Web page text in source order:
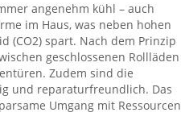
angenehm kühl – auch
im Haus, was neben hohen
(CO2) spart. Nach dem Prinzip
geschlossenen Rollläden
Zudem sind die
und reparaturfreundlich. Das
Umgang mit Ressourcen